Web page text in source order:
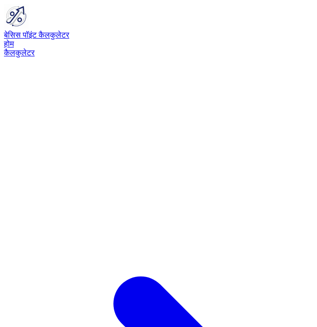
बेसिस पॉइंट कैलकुलेटर
होम
कैलकुलेटर